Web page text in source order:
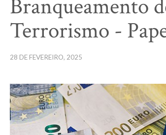
Branqueamento
Terrorismo -
28 DE FEVEREIRO, 2025